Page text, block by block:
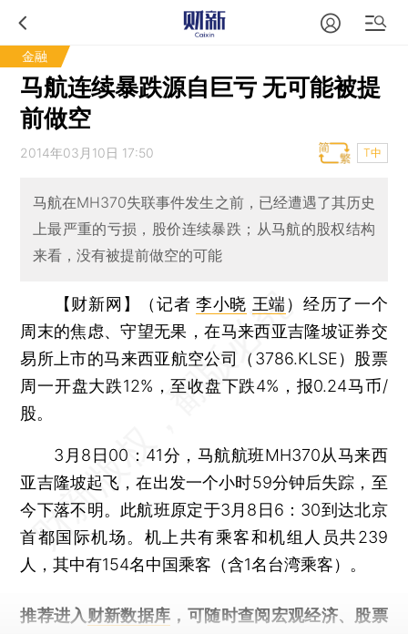
金融
马航连续暴跌源自巨亏 无可能被提
前做空
2014年03月10日 17:50 T中
马航在MH370失联事件发生之前，已经遭遇了其历史
上最严重的亏损，股价连续暴跌；从马航的股权结构
来看，没有被提前做空的可能
【财新网】（记者李小晓 王端） 经历了一个
周末的焦虑、守望无果，在马来西亚吉隆坡证券交
易所上市的马来西亚航空公司（3786.KLSE）股票
周一开盘大跌12%，至收盘下跌4%，报0.24马币/
股。
3月8日00：41分，马航航班MH370从马来西
亚吉隆坡起飞，在出发一个小时59分钟后失踪，至
今下落不明。此航班原定于3月8日6：30到达北京
首都国际机场。机上共有乘客和机组人员共239
人，其中有154名中国乘客（含1名台湾乘客）。
推荐进入 财新数据库 ，可随时查阅宏观经济、股票